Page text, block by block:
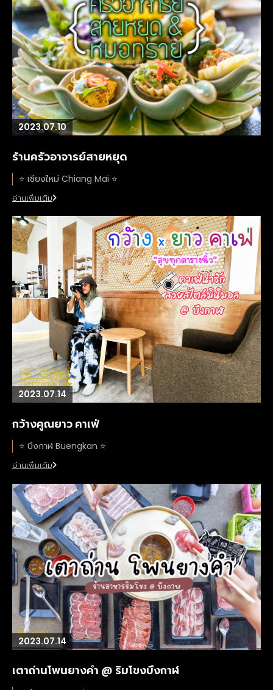
2023.07.10
ร้านครัวอาจารย์สายหยุด
⭐️ เชียงใหม่ Chiang Mai ⭐️
อ่านเพิ่มเติม
2023.07.14
กว้างคูณยาว คาเฟ่
⭐️ บึงกาฬ Buengkan ⭐️
อ่านเพิ่มเติม
2023.07.14
เตาถ่านโพนยางคำ @ ริมโขงบึงกาฬ